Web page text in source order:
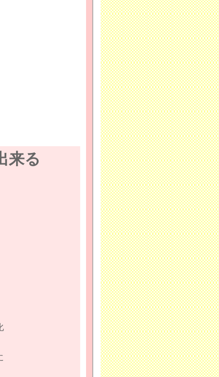
来る